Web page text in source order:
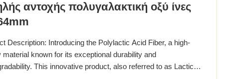
αντοχής πολυγαλακτική οξύ ίνες
Description: Introducing the Polylactic Acid Fiber, a high-
material known for its exceptional durability and
This innovative product, also referred to as Lactic